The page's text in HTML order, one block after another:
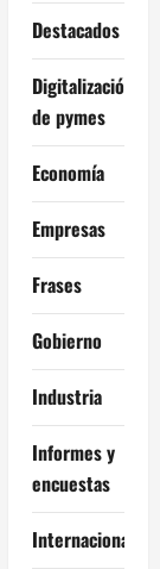
Destacados
Digitalización
de pymes
Economía
Empresas
Frases
Gobierno
Industria
Informes y
encuestas
Internacional